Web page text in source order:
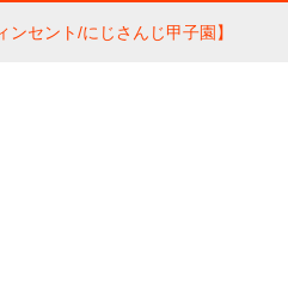
セント/にじさんじ甲子園】